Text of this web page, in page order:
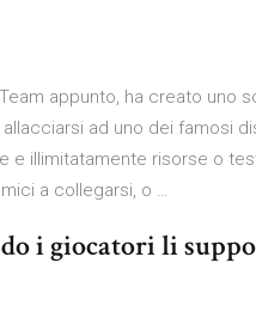
appunto, ha creato uno
ad uno dei famosi
e illimitatamente risorse o
a collegarsi, o …
i giocatori li